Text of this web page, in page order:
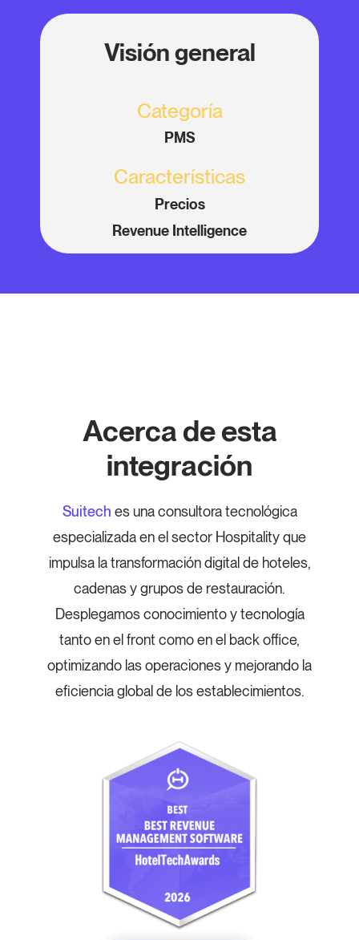
Visión general
Categoría
PMS
Características
Precios
Revenue Intelligence
Acerca de esta
integración
Suitech es una consultora tecnológica
especializada en el sector Hospitality que
impulsa la transformación digital de hoteles,
cadenas y grupos de restauración.
Desplegamos conocimiento y tecnología
tanto en el front como en el back office,
optimizando las operaciones y mejorando la
eficiencia global de los establecimientos.